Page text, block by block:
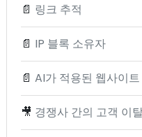
📄 링크 추적
📄 IP 블록 소유자
📄 AI가 적용된 웹사이트
🎥 경쟁사 간의 고객 이